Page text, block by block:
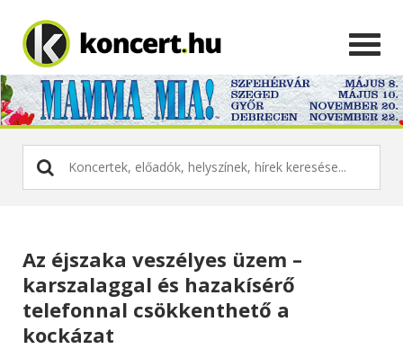
Az éjszaka veszélyes üzem –
karszalaggal és hazakísérő
telefonnal csökkenthető a
kockázat